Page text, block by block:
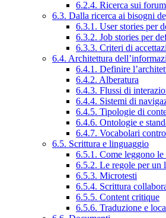
6.2.4. Ricerca sui forum
6.3. Dalla ricerca ai bisogni
6.3.1. User stories per
6.3.2. Job stories per
6.3.3. Criteri di
6.4. Architettura
6.4.1. Definire
6.4.2. Alberatura
6.4.3. Flussi di
6.4.4. Sistemi di
6.4.5. Tipologie di
6.4.6. Ontologie e
6.4.7. Vocabolari
6.5. Scrittura e linguaggio
6.5.1. Come leggono le
6.5.2. Le regole per un
6.5.3. Microtesti
6.5.4. Scrittura
6.5.5. Content critique
6.5.6. Traduzione e